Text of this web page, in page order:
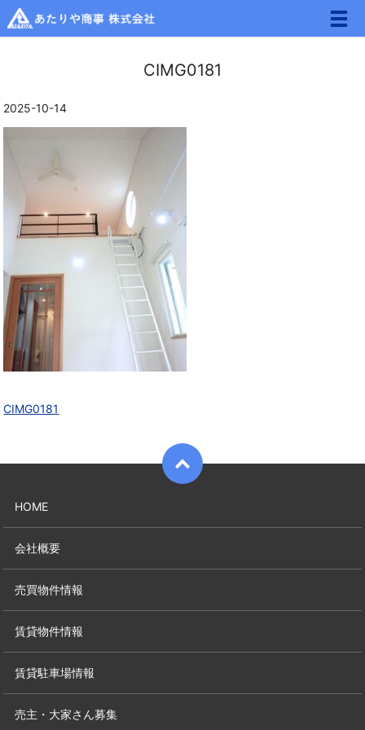
メ
CIMG0181
2025-10-14
CIMG0181
HOME
会社概要
売買物件情報
賃貸物件情報
賃貸駐車場情報
売主・大家さん募集